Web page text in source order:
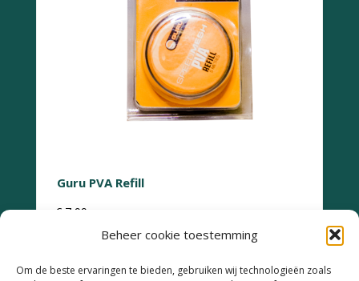
Beheer cookie toestemming
Om de beste ervaringen te bieden, gebruiken wij technologieën zoals
Guru PVA Refill
€ 7,99